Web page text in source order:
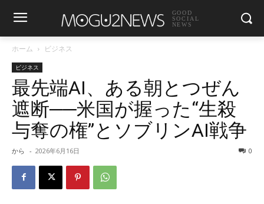
GOOD
SOCIAL
NEWS
ホーム ビジネス
ビジネス
最先端AI、ある朝とつぜん
遮断──米国が握った“生殺
与奪の権”とソブリンAI戦争
から - 2026年6月16日 0